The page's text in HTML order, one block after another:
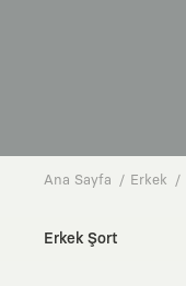
Ana Sayfa Erkek
Erkek Şort